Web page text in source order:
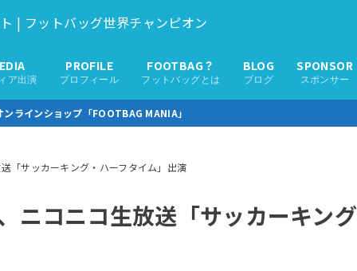
| フットバッグ世界チャンピオン
ア出演
PROFILE
プロフィール
FOOTBAG？
フットバッグとは
BLOG
ブログ
SPONSOR
スポンサー
ンラインショップ「FOOTBAG MANIA」
「サッカーキング・ハーフタイム」出演
コニコ生放送「サッカーキン